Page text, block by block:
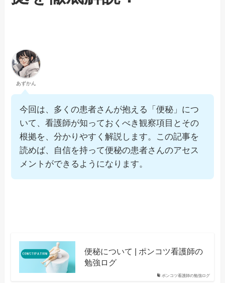
あずかん
今回は、多くの患者さんが抱える「便秘」につ
いて、看護師が知っておくべき観察項目とその
根拠を、分かりやすく解説します。この記事を
読めば、自信を持って便秘の患者さんのアセス
メントができるようになります。
ポンコツ看護師の勉強ログ
便秘について | ポンコツ看護師の
勉強ログ